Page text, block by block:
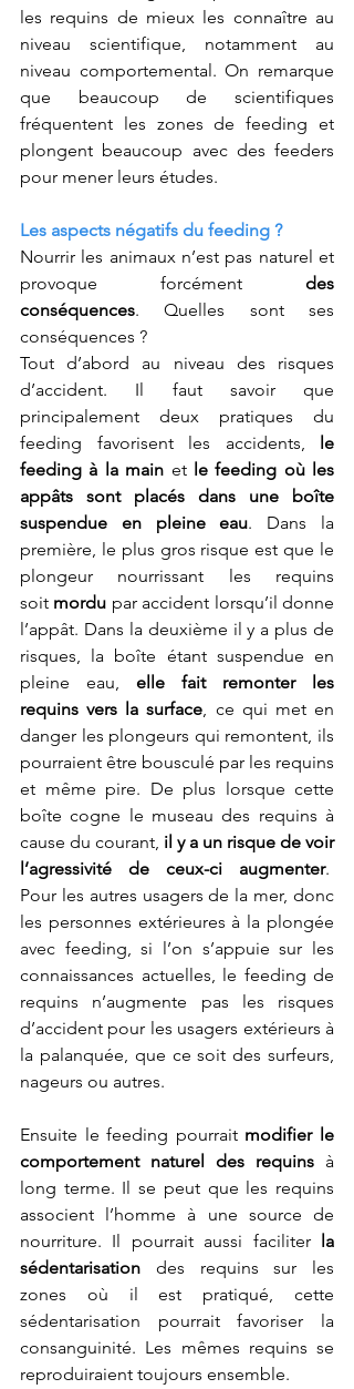
les requins de mieux les connaître au
niveau scientifique, notamment au
niveau comportemental. On remarque
que beaucoup de scientifiques
fréquentent les zones de feeding et
plongent beaucoup avec des feeders
pour mener leurs études.
Les aspects négatifs du feeding ?
Nourrir les animaux n’est pas naturel et
provoque forcément des
conséquences. Quelles sont ses
conséquences ?
Tout d’abord au niveau des risques
d’accident. Il faut savoir que
principalement deux pratiques du
feeding favorisent les accidents, le
feeding à la main et le feeding où les
appâts sont placés dans une boîte
suspendue en pleine eau. Dans la
première, le plus gros risque est que le
plongeur nourrissant les requins
soit mordu par accident lorsqu’il donne
l’appât. Dans la deuxième il y a plus de
risques, la boîte étant suspendue en
pleine eau, elle fait remonter les
requins vers la surface, ce qui met en
danger les plongeurs qui remontent, ils
pourraient être bousculé par les requins
et même pire. De plus lorsque cette
boîte cogne le museau des requins à
cause du courant, il y a un risque de voir
l’agressivité de ceux-ci augmenter.
Pour les autres usagers de la mer, donc
les personnes extérieures à la plongée
avec feeding, si l’on s’appuie sur les
connaissances actuelles, le feeding de
requins n’augmente pas les risques
d’accident pour les usagers extérieurs à
la palanquée, que ce soit des surfeurs,
nageurs ou autres.
Ensuite le feeding pourrait modifier le
comportement naturel des requins à
long terme. Il se peut que les requins
associent l’homme à une source de
nourriture. Il pourrait aussi faciliter la
sédentarisation des requins sur les
zones où il est pratiqué, cette
sédentarisation pourrait favoriser la
consanguinité. Les mêmes requins se
reproduiraient toujours ensemble.